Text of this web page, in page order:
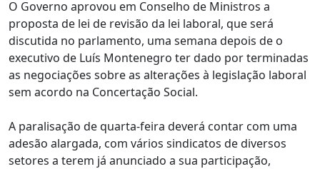
O Governo aprovou em Conselho de Ministros a
proposta de lei de revisão da lei laboral, que será
discutida no parlamento, uma semana depois de o
executivo de Luís Montenegro ter dado por terminadas
as negociações sobre as alterações à legislação laboral
sem acordo na Concertação Social.
A paralisação de quarta-feira deverá contar com uma
adesão alargada, com vários sindicatos de diversos
setores a terem já anunciado a sua participação,